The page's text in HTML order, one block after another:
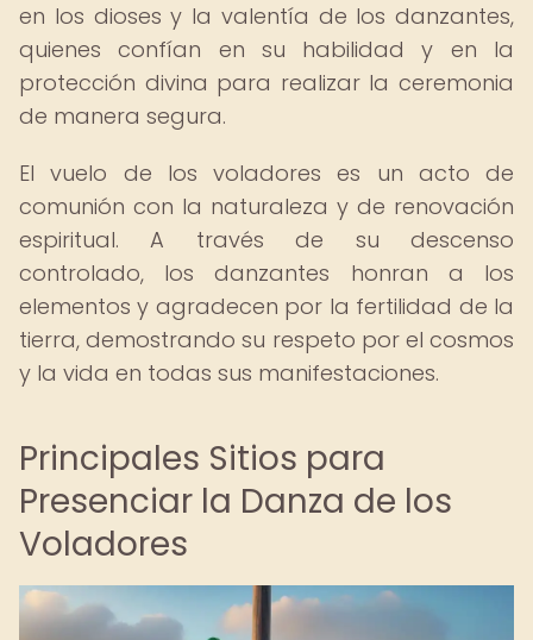
en los dioses y la valentía de los danzantes,
quienes confían en su habilidad y en la
protección divina para realizar la ceremonia
de manera segura.
El vuelo de los voladores es un acto de
comunión con la naturaleza y de renovación
espiritual. A través de su descenso
controlado, los danzantes honran a los
elementos y agradecen por la fertilidad de la
tierra, demostrando su respeto por el cosmos
y la vida en todas sus manifestaciones.
Principales Sitios para
Presenciar la Danza de los
Voladores